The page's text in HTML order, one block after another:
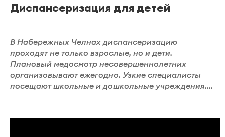
Диспансеризация для детей
В Набережных Челнах диспансеризацию
проходят не только взрослые, но и дети.
Плановый медосмотр несовершеннолетних
организовывают ежегодно. Узкие специалисты
посещают школьные и дошкольные учреждения....